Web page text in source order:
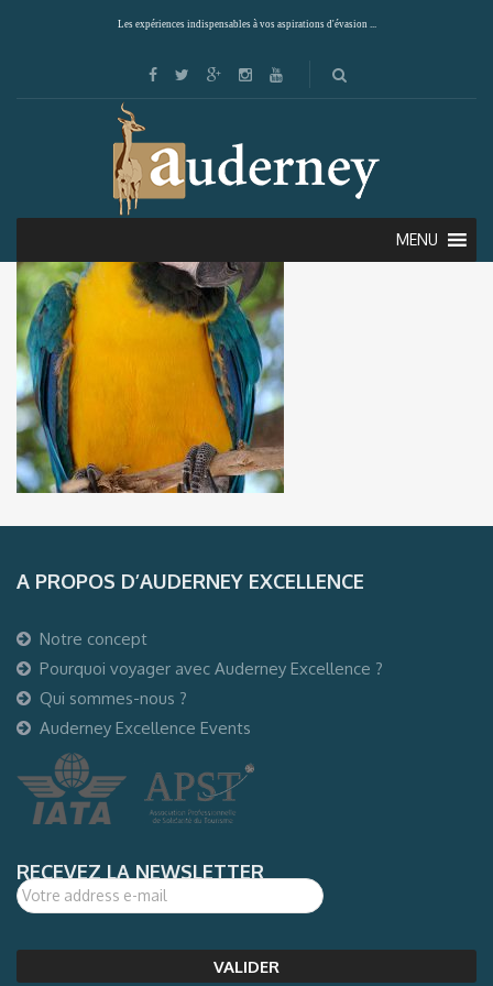
Les expériences indispensables à vos aspirations d'évasion ...
MENU
A PROPOS D’AUDERNEY EXCELLENCE
Notre concept
Pourquoi voyager avec Auderney Excellence ?
Qui sommes-nous ?
Auderney Excellence Events
RECEVEZ LA NEWSLETTER